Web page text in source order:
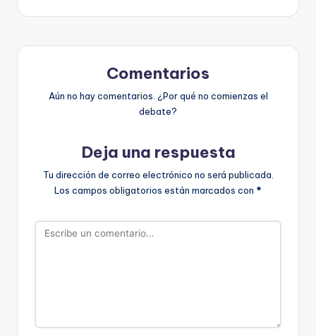
Comentarios
Aún no hay comentarios. ¿Por qué no comienzas el
debate?
Deja una respuesta
Tu dirección de correo electrónico no será publicada.
Los campos obligatorios están marcados con *